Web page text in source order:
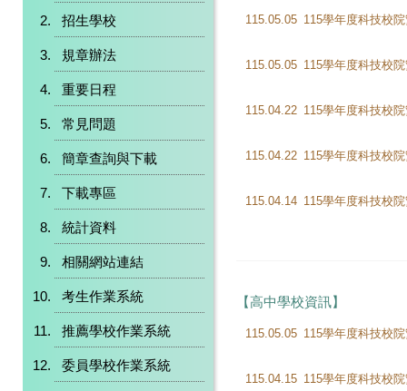
招生學校
規章辦法
重要日程
常見問題
簡章查詢與下載
下載專區
統計資料
相關網站連結
考生作業系統
推薦學校作業系統
委員學校作業系統
115.05.05 115學年度科技校
115.05.05
115.04.22
115.04.22
115.04.14 115學年度科技校
【高中學校資訊】
115.05.05
115.04.15